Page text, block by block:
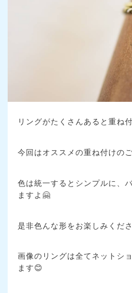
リングがたくさんあると重ね
今回はオススメの重ね付けの
色は統一するとシンプルに、
ますよ🤗
是非色んな形をお楽しみくだ
画像のリングは全てネットシ
ます😊